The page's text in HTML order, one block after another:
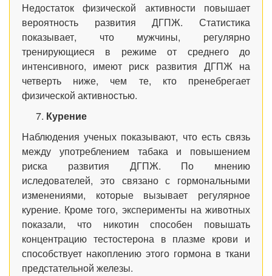
Недостаток физической активности повышает
вероятность развития ДГПЖ. Статистика
показывает, что мужчины, регулярно
тренирующиеся в режиме от среднего до
интенсивного, имеют риск развития ДГПЖ на
четверть ниже, чем те, кто пренебрегает
физической активностью.
Курение
Наблюдения ученых показывают, что есть связь
между употреблением табака и повышением
риска развития ДГПЖ. По мнению
иследователей, это связано с гормональными
изменениями, которые вызывает регулярное
курение. Кроме того, эксперименты на животных
показали, что никотин способен повышать
концентрацию тестостерона в плазме крови и
способствует накоплению этого гормона в ткани
предстательной железы.